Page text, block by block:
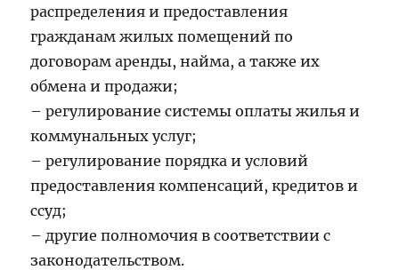
распределения и предоставления
гражданам жилых помещений по
договорам аренды, найма, а также их
обмена и продажи;
– регулирование системы оплаты жилья и
коммунальных услуг;
– регулирование порядка и условий
предоставления компенсаций, кредитов и
ссуд;
– другие полномочия в соответствии с
законодательством.